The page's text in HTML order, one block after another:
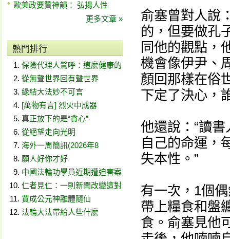
歐美政要贊神韻： 弘揚人性
更多文章 »
熱門排行
保險代理人驚呼：這麼健康的
從無聲世界回有聲世界
緣結大法妙不可言
[萬物有言] 烈火中成器
真正放下的是“貪心”
從絕望走向光明
海外一周簡訊(2026年8
願人好你才好
中國法輪功學員近期遭迫害案
仁者見仁：一則新聞改變這對
賈成公元神離體隨仙
法輪大法帶給人些什麼
俞塞曾對人說
的，但要做孔
同他的觀點，
機會像伊尹、
顏回那樣在俗
下定了決心，
他還說：“讀
自己的命運，
失本性。”
有一次，1個
帶上糧食和盤
食。俞塞見他